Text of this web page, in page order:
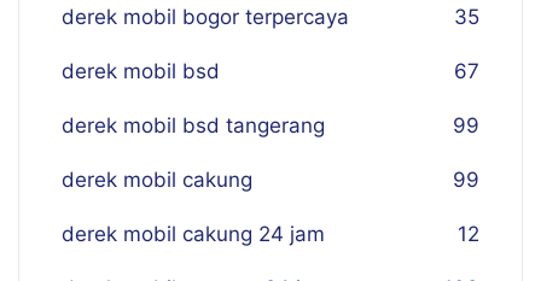
derek mobil bogor terpercaya 35
derek mobil bsd 67
derek mobil bsd tangerang 99
derek mobil cakung 99
derek mobil cakung 24 jam 12